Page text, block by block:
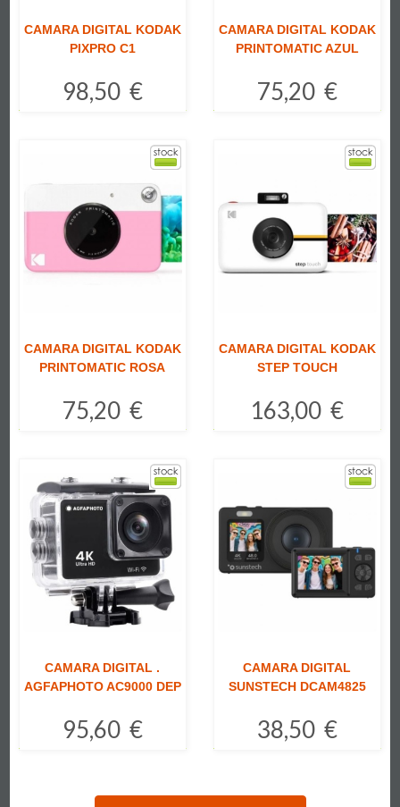
CAMARA DIGITAL KODAK
PIXPRO C1
98,50 €
CAMARA DIGITAL KODAK
PRINTOMATIC AZUL
75,20 €
CAMARA DIGITAL KODAK
PRINTOMATIC ROSA
75,20 €
CAMARA DIGITAL KODAK
STEP TOUCH
163,00 €
CAMARA DIGITAL .
AGFAPHOTO AC9000 DEP
95,60 €
CAMARA DIGITAL
SUNSTECH DCAM4825
38,50 €